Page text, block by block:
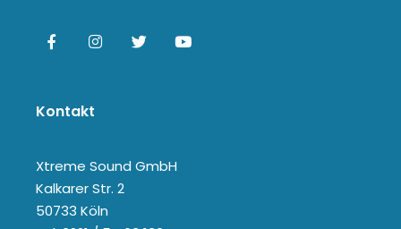
Kontakt
Xtreme Sound GmbH
Kalkarer Str. 2
50733 Köln